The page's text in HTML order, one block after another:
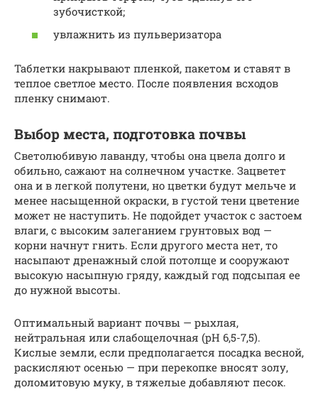
зубочисткой;
увлажнить из пульверизатора
Таблетки накрывают пленкой, пакетом и ставят в
теплое светлое место. После появления всходов
пленку снимают.
Выбор места, подготовка почвы
Светолюбивую лаванду, чтобы она цвела долго и
обильно, сажают на солнечном участке. Зацветет
она и в легкой полутени, но цветки будут мельче и
менее насыщенной окраски, в густой тени цветение
может не наступить. Не подойдет участок с застоем
влаги, с высоким залеганием грунтовых вод —
корни начнут гнить. Если другого места нет, то
насыпают дренажный слой потолще и сооружают
высокую насыпную гряду, каждый год подсыпая ее
до нужной высоты.
Оптимальный вариант почвы — рыхлая,
нейтральная или слабощелочная (рН 6,5-7,5).
Кислые земли, если предполагается посадка весной,
раскисляют осенью — при перекопке вносят золу,
доломитовую муку, в тяжелые добавляют песок.